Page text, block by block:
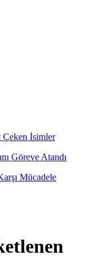
Çeken İsimler
Göreve Atandı
Mücadele